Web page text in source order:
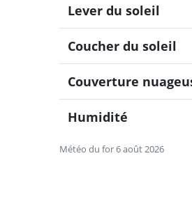
Météo du for 6 août 2026
Lever du soleil
Coucher du soleil
Couverture
Humidité